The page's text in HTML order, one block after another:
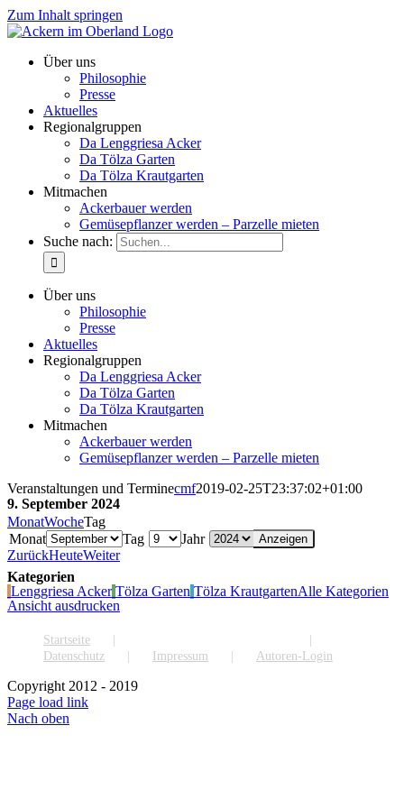
Zum Inhalt springen
Über uns
Philosophie
Presse
Aktuelles
Regionalgruppen
Da Lenggriesa Acker
Da Tölza Garten
Da Tölza Krautgarten
Mitmachen
Ackerbauer werden
Gemüsepflanzer werden – Parzelle mieten
Suche nach:
Über uns
Philosophie
Presse
Aktuelles
Regionalgruppen
Da Lenggriesa Acker
Da Tölza Garten
Da Tölza Krautgarten
Mitmachen
Ackerbauer werden
Gemüsepflanzer werden – Parzelle mieten
Veranstaltungen und Terminecmf2019-02-25T23:37:02+01:00
9. September 2024
MonatWocheTag
Monat
Tag
Jahr
ZurückHeuteWeiter
Kategorien
Lenggriesa Acker Tölza Garten Tölza KrautgartenAlle Kategorien
Ansicht ausdrucken
Startseite
Datenschutz
Impressum Autoren-Login
Copyright 2012 - 2019
Page load link
Nach oben